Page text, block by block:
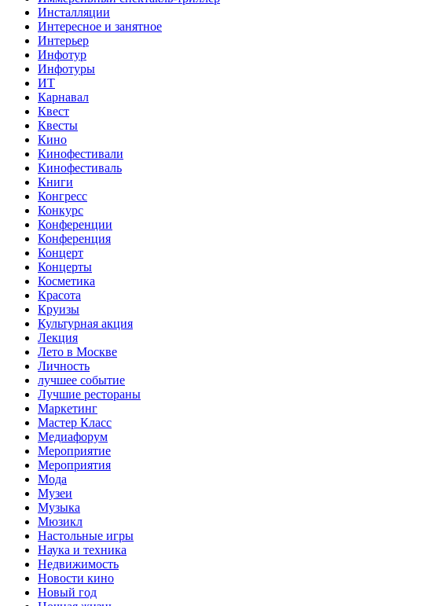
Инсталляции
Интересное и занятное
Интерьер
Инфотур
Инфотуры
ИТ
Карнавал
Квест
Квесты
Кино
Кинофестивали
Кинофестиваль
Книги
Конгресс
Конкурс
Конференции
Конференция
Концерт
Концерты
Косметика
Красота
Круизы
Культурная акция
Лекция
Лето в Москве
Личность
лучшее событие
Лучшие рестораны
Маркетинг
Мастер Класс
Медиафорум
Мероприятие
Мероприятия
Мода
Музеи
Музыка
Мюзикл
Настольные игры
Наука и техника
Недвижимость
Новости кино
Новый год